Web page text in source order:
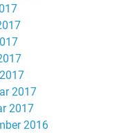
2017
2017
2016